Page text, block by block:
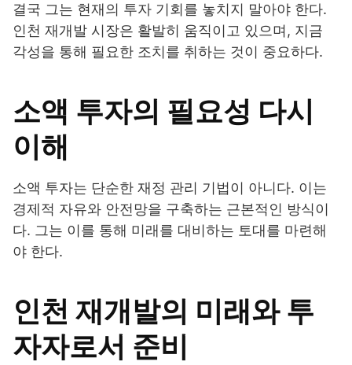
결국 그는 현재의 투자 기회를 놓치지 말아야 한다.
인천 재개발 시장은 활발히 움직이고 있으며, 지금
각성을 통해 필요한 조치를 취하는 것이 중요하다.
소액 투자의 필요성 다시
이해
소액 투자는 단순한 재정 관리 기법이 아니다. 이는
경제적 자유와 안전망을 구축하는 근본적인 방식이
다. 그는 이를 통해 미래를 대비하는 토대를 마련해
야 한다.
인천 재개발의 미래와 투
자자로서 준비